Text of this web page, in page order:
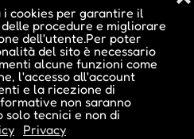
cookies per garantire il
procedure e migliorare
dell'utente.Per poter
del sito è necessario
alcune funzioni come
l'accesso all'account
e la ricezione di
non saranno
solo tecnici e non di
Privacy
inside